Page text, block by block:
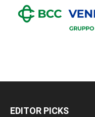
EDITOR PICKS